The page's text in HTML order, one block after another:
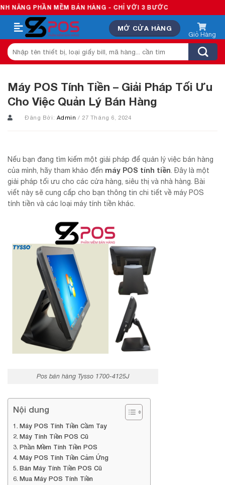
Skip
to
content
MỀM BÁN HÀNG - CHỈ VỚI 3 BƯỚC
MỞ CỬA HÀNG
Tìm
kiếm:
Máy POS Tính Tiền – Giải Pháp Tối Ưu
Cho Việc Quản Lý Bán Hàng
Đăng Bởi: Admin/ 27 Tháng 6, 2024
Nếu bạn đang tìm kiếm một giải pháp để quản lý việc bán hàng
của mình, hãy tham khảo đến máy POS tính tiền . Đây là một
giải pháp tối ưu cho các cửa hàng, siêu thị và nhà hàng. Bài
viết này sẽ cung cấp cho bạn thông tin chi tiết về máy POS
tính tiền và các loại máy tính tiền khác.
Pos bán hàng Tysso 1700-4125J
Nội dung
Máy POS Tính Tiền Cầm Tay
Máy Tính Tiền POS Cũ
Phần Mềm Tính Tiền POS
Máy POS Tính Tiền Cảm Ứng
Bán Máy Tính Tiền POS Cũ
Mua Máy POS Tính Tiền